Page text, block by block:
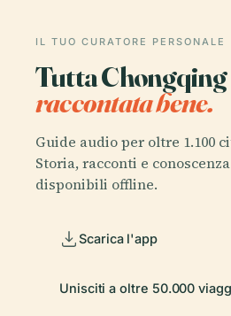
IL TUO CURATORE PERSONALE
Tutta Chongqing
raccontata bene.
Guide audio per oltre 1.100
Storia, racconti e
disponibili offline.
Scarica l'app
Unisciti a oltre 50.000